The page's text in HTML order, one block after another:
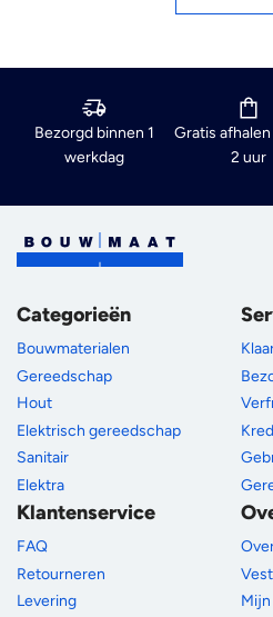
Bezorgd binnen 1
werkdag
Gratis
2 uur
Categorieën
Bouwmaterialen
Gereedschap
Hout
Elektrisch gereedschap
Sanitair
Elektra
Klantenservice
FAQ
Retourneren
Levering